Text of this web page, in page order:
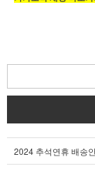
2024 추석연휴 배송